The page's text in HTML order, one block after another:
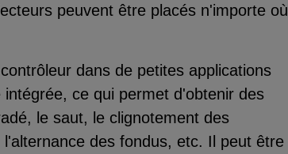
peuvent être placés n'importe où
dans de petites applications
ce qui permet d'obtenir des
le saut, le clignotement des
des fondus, etc. Il peut être